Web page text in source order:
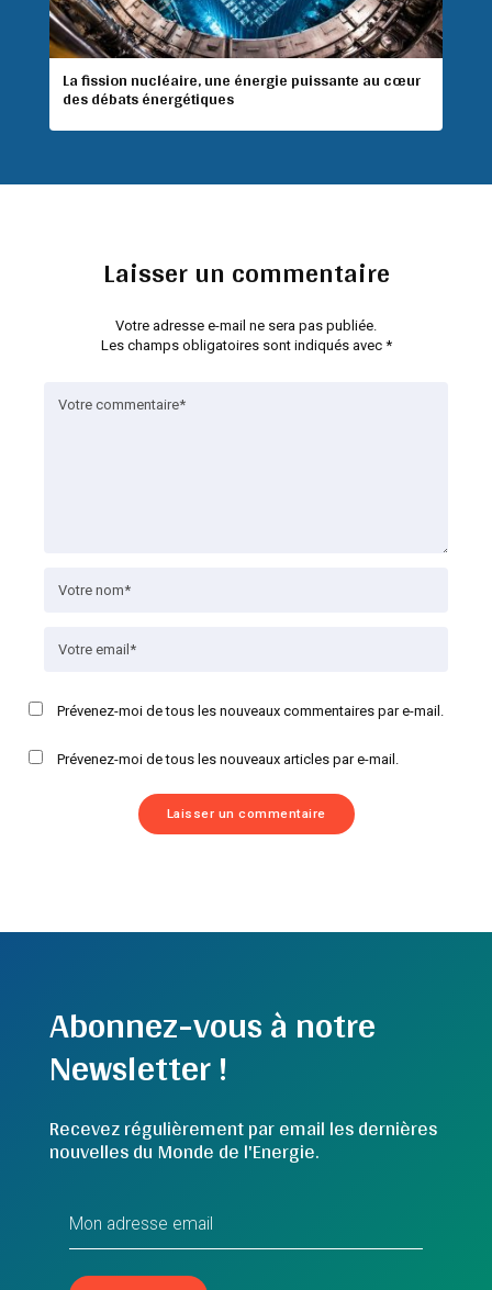
La fission nucléaire, une énergie puissante au cœur
des débats énergétiques
Laisser un commentaire
Votre adresse e-mail ne sera pas publiée.
Les champs obligatoires sont indiqués avec *
Prévenez-moi de tous les nouveaux commentaires par e-mail.
Prévenez-moi de tous les nouveaux articles par e-mail.
Abonnez-vous à notre
Newsletter !
Recevez régulièrement par email les dernières
nouvelles du Monde de l'Energie.